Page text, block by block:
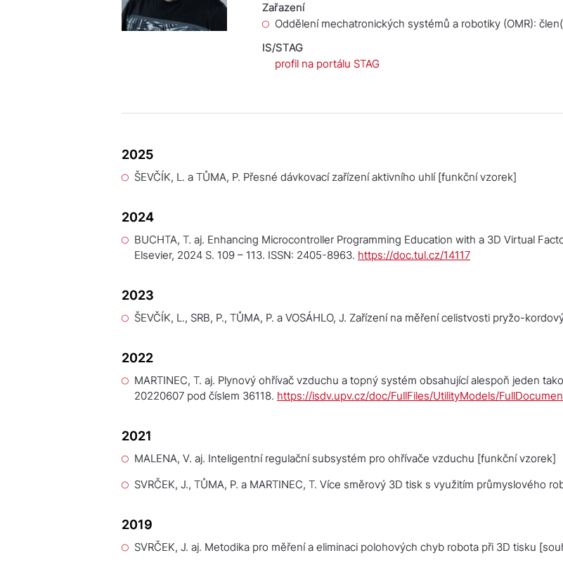
Zařazení
Oddělení mechatronických systémů a robotiky (OMR):
IS/STAG
profil na portálu STAG
2025
ŠEVČÍK, L. a TŮMA, P. Přesné dávkovací zařízení aktivního uhlí[funkční vzorek]
2024
BUCHTA, T. aj. Enhancing Microcontroller Programming Education with a 3D Virtual
Elsevier, 2024 S. 109 – 113. ISSN: 2405-8963. https://doc.tul.cz/14117
2023
ŠEVČÍK, L., SRB, P., TŮMA, P. a VOSÁHLO, J. Zařízení na měření celistvosti pryžo-
2022
MARTINEC, T. aj. Plynový ohřívač vzduchu a topný systém obsahující alespoň jeden
20220607 pod číslem 36118. https://isdv.upv.cz/doc/FullFiles/UtilityModels/
2021
MALENA, V. aj. Inteligentní regulační subsystém pro ohřívače vzduchu [funkční vzorek]
SVRČEK, J., TŮMA, P. a MARTINEC, T. Více směrový 3D tisk s využitím průmyslového
2019
SVRČEK, J. aj. Metodika pro měření a eliminaci polohových chyb robota při 3D tisku